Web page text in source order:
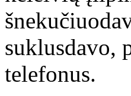
suklusdavo,
telefonus.